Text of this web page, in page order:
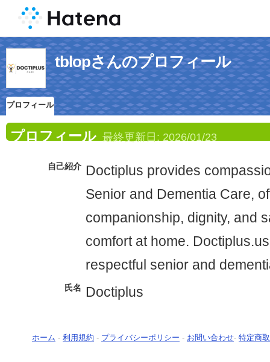
tblopさんのプロフィール
プロフィール
プロフィール 最終更新日: 2026/01/23
自己紹介 Doctiplus provides
Senior and Dementia Care,
companionship, dignity, and
comfort at home.
respectful senior and
氏名 Doctiplus
ホーム - 利用規約 - プライバシーポリシー - お問い合わせ- 特定商